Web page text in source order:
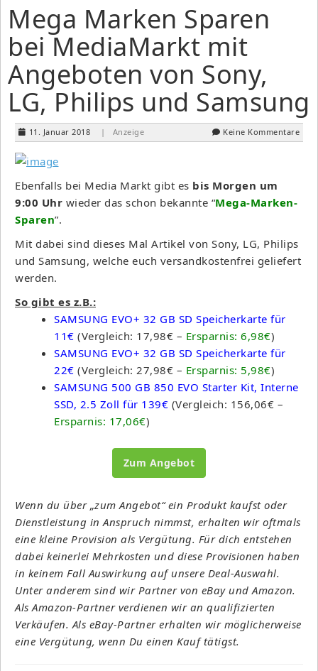
Mega Marken Sparen
bei MediaMarkt mit
Angeboten von Sony,
LG, Philips und Samsung
11. Januar 2018 | Anzeige Keine Kommentare
Ebenfalls bei Media Markt gibt es bis Morgen um
9:00 Uhr wieder das schon bekannte “Mega-Marken-
Sparen”.
Mit dabei sind dieses Mal Artikel von Sony, LG, Philips
und Samsung, welche euch versandkostenfrei geliefert
werden.
So gibt es z.B.:
SAMSUNG EVO+ 32 GB SD Speicherkarte für
11€ (Vergleich: 17,98€ – Ersparnis: 6,98€)
SAMSUNG EVO+ 32 GB SD Speicherkarte für
22€ (Vergleich: 27,98€ – Ersparnis: 5,98€)
SAMSUNG 500 GB 850 EVO Starter Kit, Interne
SSD, 2.5 Zoll für 139€ (Vergleich: 156,06€ –
Ersparnis: 17,06€)
Zum Angebot
Wenn du über „zum Angebot“ ein Produkt kaufst oder
Dienstleistung in Anspruch nimmst, erhalten wir oftmals
eine kleine Provision als Vergütung. Für dich entstehen
dabei keinerlei Mehrkosten und diese Provisionen haben
in keinem Fall Auswirkung auf unsere Deal-Auswahl.
Unter anderem sind wir Partner von eBay und Amazon.
Als Amazon-Partner verdienen wir an qualifizierten
Verkäufen. Als eBay-Partner erhalten wir möglicherweise
eine Vergütung, wenn Du einen Kauf tätigst.